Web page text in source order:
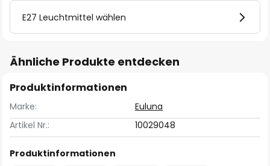
E27 Leuchtmittel wählen
Ähnliche Produkte entdecken
Produktinformationen
Marke:
Euluna
Artikel Nr.:
10029048
Produktinformationen